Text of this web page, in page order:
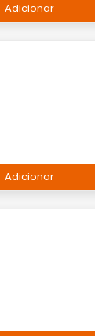
Adicionar
Adicionar